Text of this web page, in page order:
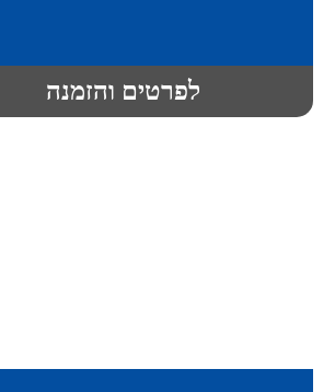
לפרטים והזמנה